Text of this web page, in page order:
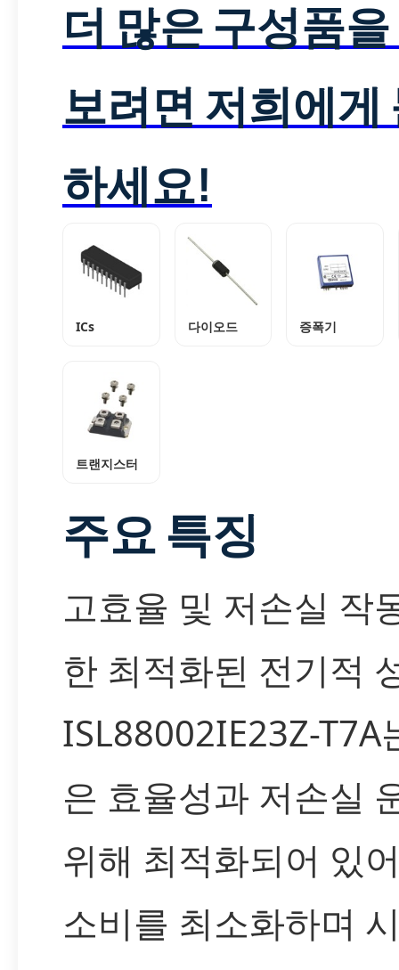
더 많은 구성품
보려면 저희에게
하세요!
ICs 다이오드 증폭기
트랜지스터
주요 특징
고효율 및 저손실 작
한 최적화된 전기적
ISL88002IE23Z-T7A
은 효율성과 저손실
위해 최적화되어 있
소비를 최소화하며